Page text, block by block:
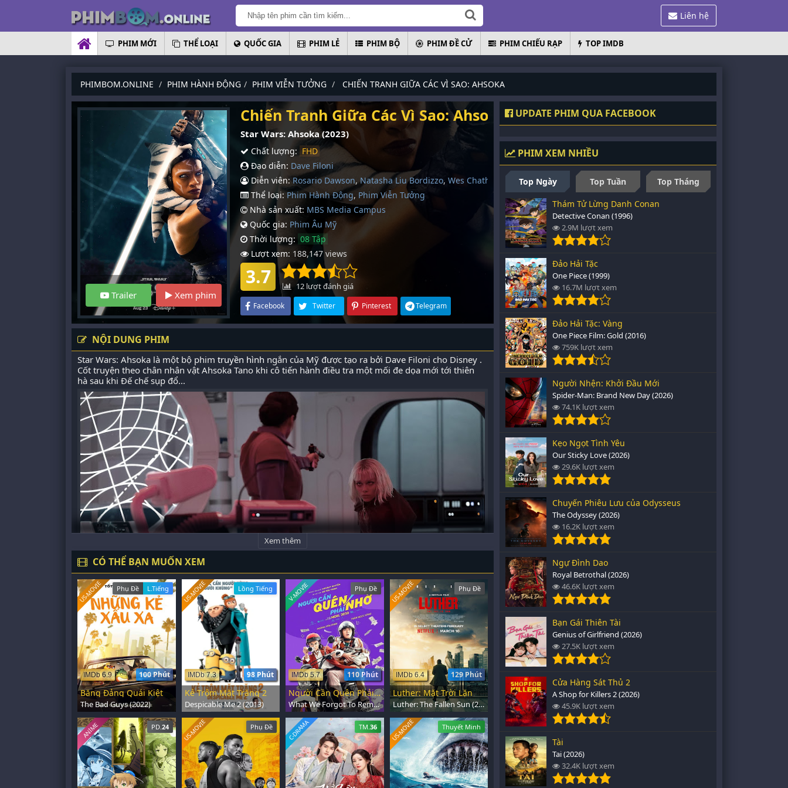
Liên hệ
PHIM MỚI THỂ LOẠI QUỐC GIA PHIM LẺ PHIM BỘ PHIM ĐỀ CỬ PHIM CHIẾU RẠP TOP IMDB
PHIMBOM.ONLINE PHIM HÀNH ĐỘNG PHIM VIỄN TƯỞNG CHIẾN TRANH GIỮA CÁC VÌ SAO: AHSOKA
Trailer Xem phim
Chiến Tranh Giữa Các Vì Sao: Ahsoka
Star Wars: Ahsoka (2023)
Chất lượng: FHD
Đạo diễn: Dave Filoni
Diễn viên: Rosario Dawson,Natasha Liu Bordizzo, Wes Chatham
Thể loại: Phim Hành Động, Phim Viễn Tưởng
Nhà sản xuất: MBS Media Campus
Quốc gia: Phim Âu Mỹ
Thời lượng: 08 Tập
Lượt xem: 188,147 views
3.7 12 lượt đánh giá
Facebook Twitter Pinterest Telegram
NỘI DUNG PHIM
Star Wars: Ahsoka là một bộ phim truyền hình ngắn của Mỹ được tạo ra bởi Dave Filoni cho Disney .
Cốt truyện theo chân nhân vật Ahsoka Tano khi cô tiến hành điều tra một mối đe dọa mới tới thiên
hà sau khi Đế chế sụp đổ...
Xem thêm
CÓ THỂ BẠN MUỐN XEM
Phụ Đề L.Tiếng
100 Phút
IMDb 6.9
US-MOVIE
Băng Đảng Quái Kiệt
The Bad Guys (2022)
Lồng Tiếng
98 Phút
IMDb 7.3
US-MOVIE
Kẻ Trộm Mặt Trăng 2
Despicable Me 2 (2013)
Phụ Đề
110 Phút
IMDb 5.7
V-MOVIE
Người Cần Quên Phải Nhớ
What We Forgot To Remember (2020)
Phụ Đề
129 Phút
IMDb 6.4
US-MOVIE
Luther: Mặt Trời Lặn
Luther: The Fallen Sun (2023)
PD. 24
ANIME Phụ Đề
US-MOVIE TM. 36
C-DRAMA Thuyết Minh
US-MOVIE
UPDATE PHIM QUA FACEBOOK
PHIM XEM NHIỀU
Top Ngày Top Tuần
Top Tháng
Thám Tử Lừng Danh Conan
Detective Conan (1996)
2.9M lượt xem
Đảo Hải Tặc
One Piece (1999)
16.7M lượt xem
Đảo Hải Tặc: Vàng
One Piece Film: Gold (2016)
759K lượt xem
Người Nhện: Khởi Đầu Mới
Spider-Man: Brand New Day (2026)
74.1K lượt xem
Kẹo Ngọt Tình Yêu
Our Sticky Love (2026)
29.6K lượt xem
Chuyến Phiêu Lưu của Odysseus
The Odyssey (2026)
16.2K lượt xem
Ngự Đình Dao
Royal Betrothal (2026)
46.6K lượt xem
Bạn Gái Thiên Tài
Genius of Girlfriend (2026)
27.5K lượt xem
Cửa Hàng Sát Thủ 2
A Shop for Killers 2 (2026)
45.9K lượt xem
Tài
Tai (2026)
32.4K lượt xem